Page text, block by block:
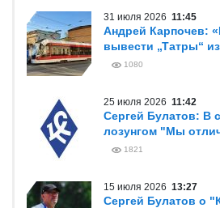
31 июля 2026 11:45
Андрей Карпочев:
вывести „Татры“
1080
25 июля 2026 11:42
Сергей Булатов: В
лозунгом "Мы
1821
15 июля 2026 13:27
Сергей Булатов о